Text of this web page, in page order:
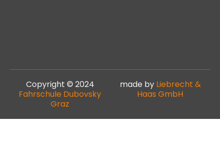
Copyright © 2024
Fahrschule Dubovsky
Graz
made by Liebrecht &
Haas GmbH